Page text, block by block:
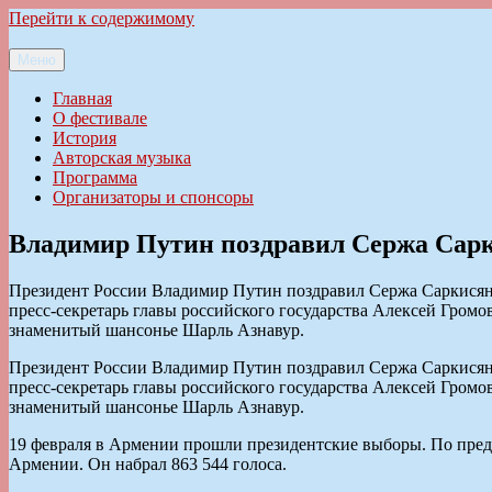
Перейти к содержимому
Ильменский фестиваль авторской песни
Меню
Главная
О фестивале
История
Авторская музыка
Программа
Организаторы и спонсоры
Владимир Путин поздравил Сержа
Президент России Владимир Путин поздравил Сержа
пресс-секретарь главы российского государства Алексей
знаменитый шансонье Шарль Азнавур.
Президент России Владимир Путин поздравил Сержа
пресс-секретарь главы российского государства Алексей
знаменитый шансонье Шарль Азнавур.
19 февраля в Армении прошли президентские выборы. По
Армении. Он набрал 863 544 голоса.